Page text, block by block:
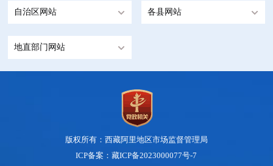
自治区网站 各县网站
地直部门网站
版权所有：西藏阿里地区市场监督管理局
ICP备案：藏ICP备2023000077号-7